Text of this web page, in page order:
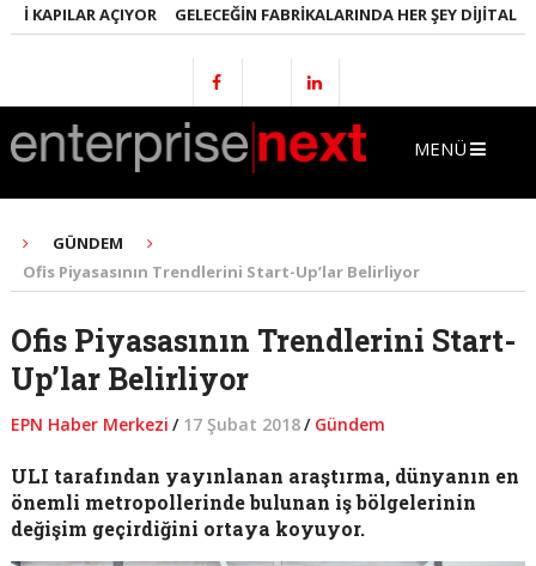
KAPILAR AÇIYOR GELECEĞIN FABRIKALARINDA HER ŞEY DIJITAL
MENÜ
GÜNDEM
Ofis Piyasasının Trendlerini Start-Up’lar Belirliyor
Ofis Piyasasının Trendlerini Start-
Up’lar Belirliyor
EPN Haber Merkezi / 17 Şubat 2018/ Gündem
ULI tarafından yayınlanan araştırma, dünyanın en
önemli metropollerinde bulunan iş bölgelerinin
değişim geçirdiğini ortaya koyuyor.